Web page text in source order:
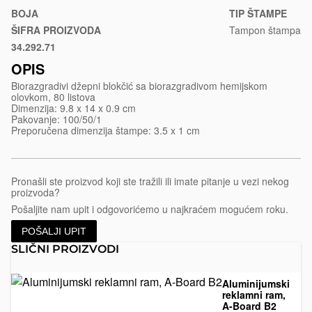
blokcic-
natura
BOJA
ŠIFRA PROIZVODA
Bež
34.292.71
TIP ŠTAMPE
Tampon štampa
OPIS
Biorazgradivi džepni blokčić sa biorazgradivom hemijskom
olovkom, 80 listova
Dimenzija: 9.8 x 14 x 0.9 cm
Pakovanje: 100/50/1
Preporučena dimenzija štampe: 3.5 x 1 cm
Pronašli ste proizvod koji ste tražili ili imate pitanje u vezi nekog
proizvoda?
Pošaljite nam upit i odgovorićemo u najkraćem mogućem roku.
POŠALJI UPIT
SLIČNI PROIZVODI
Aluminijumski
reklamni ram,
A-Board B2